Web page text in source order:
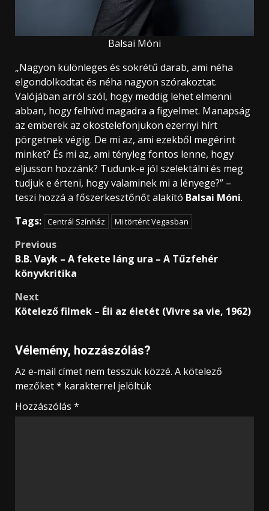
Balsai Móni
„Nagyon különleges és sokrétű darab, ami néha
elgondolkodtat és néha nagyon szórakoztat.
Valójában arról szól, hogy meddig lehet elmenni
abban, hogy felhívd magadra a figyelmet. Manapság
az emberek az okostelefonjukon ezernyi hírt
pörgetnek végig. De mi az, ami ezekből megérint
minket? És mi az, ami tényleg fontos lenne, hogy
eljusson hozzánk? Tudunk-e jól szelektálni és meg
tudjuk e érteni, hogy valaminek mi a lényege?” –
teszi hozzá a főszerkesztőnőt alakító Balsai Móni.
Tags: Centrál Színház Mi történt Vegasban
Post
navigation
Previous
B.B. Vayk – A fekete láng ura – A Tűzfehér
könyvkritika
Next
Kötelező filmek – Éli az életét (Vivre sa vie, 1962)
Vélemény, hozzászólás?
Az e-mail címet nem tesszük közzé. A kötelező
mezőket* karakterrel jelöltük
Hozzászólás *